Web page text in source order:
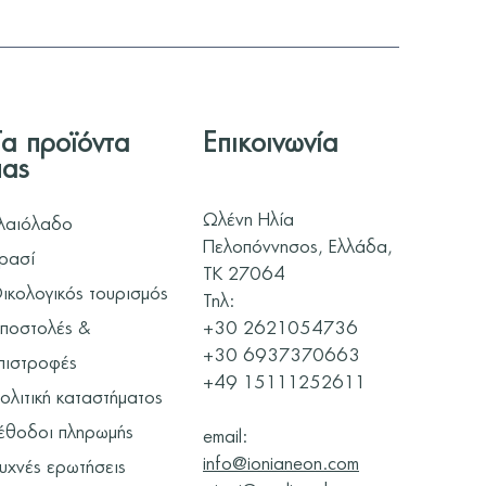
Τα προϊόντα
Επικοινωνία
τουρισμός
&
καταστήματος
πληρωμής
ερωτήσεις
Ωλένη Ηλία
Πελοπόννησος, Ελλάδα,
ΤΚ 27064
Τηλ:
+30 2621054736
+30 6937370663
+49 15111252611
email:
info@ionianeon.com